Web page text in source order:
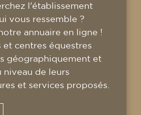
l'établissement
vous ressemble ?
annuaire en ligne !
et centres équestres
géographiquement et
niveau de leurs
et services proposés.